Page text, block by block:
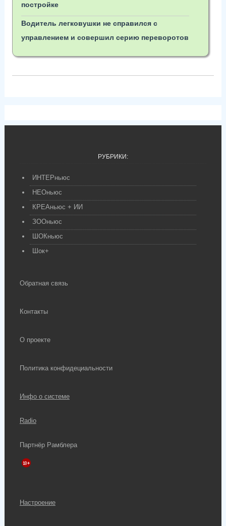
постройке
Водитель легковушки не справился с
управлением и совершил серию переворотов
РУБРИКИ:
ИНТЕРньюс
НЕОньюс
КРЕАньюс + ИИ
ЗООньюс
ШОКньюс
Шок+
Обратная связь
Контакты
О проекте
Политика конфидециальности
Инфо о системе
Radio
Партнёр Рамблера
Настроение